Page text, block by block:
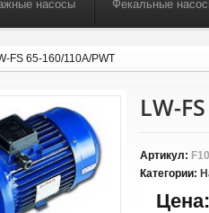
насосы Фекальные
FS 65-160/110A/PWT
LW-
Артикул:
Категории:
Цена: